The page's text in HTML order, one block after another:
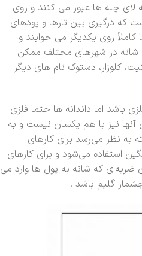
لای چله ها عبور می کنند و روی
که درگیری بین تارها و پود‌های
روی یکدیگر می خوابند و
شانه در شهرهای مختلف ممکن
کلوزار، دستوک نام های دیگر
اما داندانه ها حتما فلزی
آنها نیز با هم یکسان نیست و به
به نظر می‌رسد برای کارهای
استفاده می‌شود و برای کارهای
که شانه به پول ها وارد می
گلیم باشد .